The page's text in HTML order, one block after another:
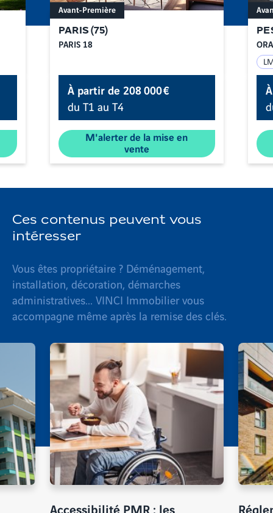
PARIS(75)
PARIS 18
Avant-Première
À partir de208 000 €
du T1 au T4
M'alerter de la mise en
vente
Ces contenus peuvent vous
intéresser
Vous êtes propriétaire ? Déménagement,
installation, décoration, démarches
administratives... VINCI Immobilier vous
accompagne même après la remise des clés.
Accessibilité PMR : les